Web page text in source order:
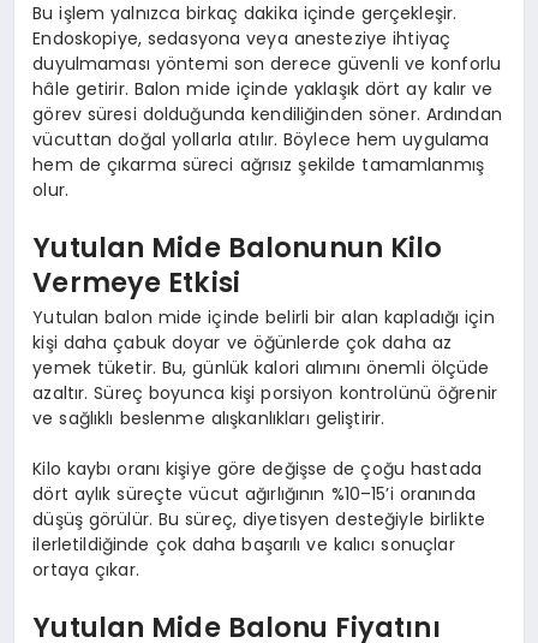
Bu işlem yalnızca birkaç dakika içinde gerçekleşir.
Endoskopiye, sedasyona veya anesteziye ihtiyaç
duyulmaması yöntemi son derece güvenli ve konforlu
hâle getirir. Balon mide içinde yaklaşık dört ay kalır ve
görev süresi dolduğunda kendiliğinden söner. Ardından
vücuttan doğal yollarla atılır. Böylece hem uygulama
hem de çıkarma süreci ağrısız şekilde tamamlanmış
olur.
Yutulan Mide Balonunun Kilo
Vermeye Etkisi
Yutulan balon mide içinde belirli bir alan kapladığı için
kişi daha çabuk doyar ve öğünlerde çok daha az
yemek tüketir. Bu, günlük kalori alımını önemli ölçüde
azaltır. Süreç boyunca kişi porsiyon kontrolünü öğrenir
ve sağlıklı beslenme alışkanlıkları geliştirir.
Kilo kaybı oranı kişiye göre değişse de çoğu hastada
dört aylık süreçte vücut ağırlığının %10–15’i oranında
düşüş görülür. Bu süreç, diyetisyen desteğiyle birlikte
ilerletildiğinde çok daha başarılı ve kalıcı sonuçlar
ortaya çıkar.
Yutulan Mide Balonu Fiyatını